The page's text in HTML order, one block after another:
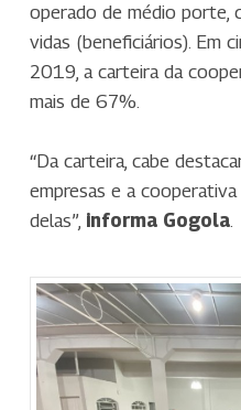
operado de médio porte,
vidas (beneficiários). Em
2019, a carteira da
mais de 67%.
“Da carteira, cabe
empresas e a
delas”, informa Gogola.